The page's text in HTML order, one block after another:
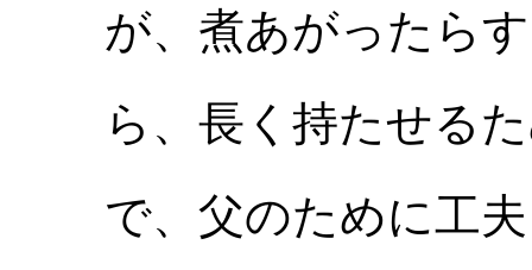
が、煮あがったら
ら、長く持たせる
で、父のために工